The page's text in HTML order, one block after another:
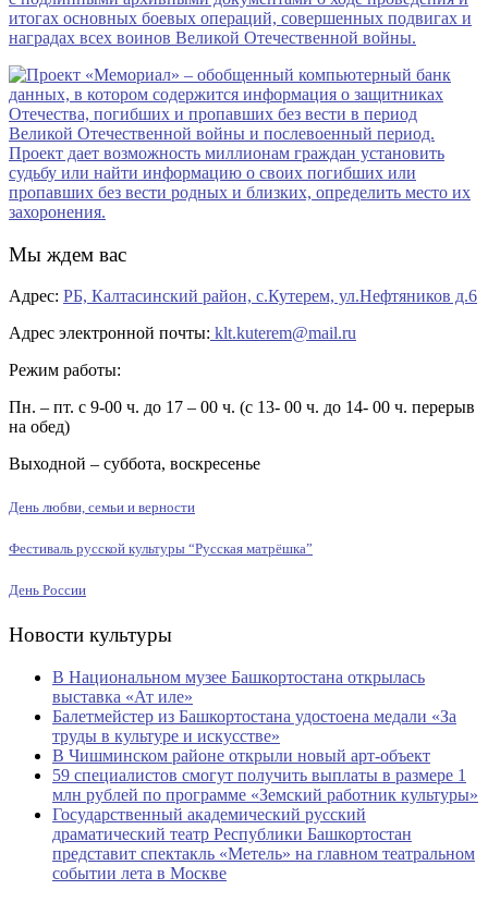
Мы ждем вас
Адрес: РБ, Калтасинский район, с.Кутерем, ул.Нефтяников д.6
Адрес электронной почты: klt.kuterem@mail.ru
Режим работы:
Пн. – пт. с 9-00 ч. до 17 – 00 ч. (с 13- 00 ч. до 14- 00 ч. перерыв
на обед)
Выходной – суббота, воскресенье
День любви, семьи и верности
Фестиваль русской культуры “Русская матрёшка”
День России
Новости культуры
В Национальном музее Башкортостана открылась
выставка «Ат иле»
Балетмейстер из Башкортостана удостоена медали «За
труды в культуре и искусстве»
В Чишминском районе открыли новый арт-объект
59 специалистов смогут получить выплаты в размере 1
млн рублей по программе «Земский работник культуры»
Государственный академический русский
драматический театр Республики Башкортостан
представит спектакль «Метель» на главном театральном
событии лета в Москве